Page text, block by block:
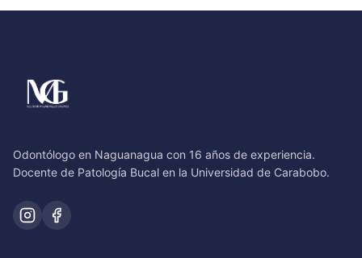
Odontólogo en Naguanagua con 16 años de experiencia.
Docente de Patología Bucal en la Universidad de Carabobo.